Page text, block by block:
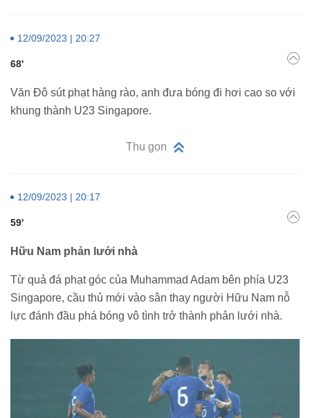
12/09/2023 | 20:27
68'
Văn Đô sút phạt hàng rào, anh đưa bóng đi hơi cao so với
khung thành U23 Singapore.
Thu gọn
12/09/2023 | 20:17
59'
Hữu Nam phản lưới nhà
Từ quả đá phạt góc của Muhammad Adam bên phía U23
Singapore, cầu thủ mới vào sân thay người Hữu Nam nỗ
lực đánh đầu phá bóng vô tình trở thành phản lưới nhà.